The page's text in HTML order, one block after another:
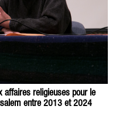
affaires religieuses pour le
entre 2013 et 2024